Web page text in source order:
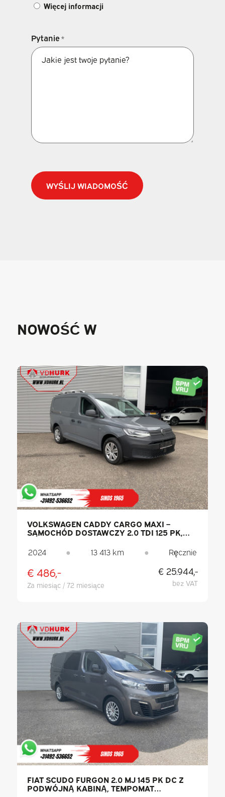
Więcej informacji
Pytanie*
NOWOŚĆ W
VOLKSWAGEN CADDY CARGO MAXI –
SAMOCHÓD DOSTAWCZY 2.0 TDI 125 PK,
OŚWIETLENIE LED / NISKI PRZEBIEG /
SYSTEM PDC / KLIMATYZACJA
2024 ● 13 413 km ● Ręcznie
€ 486,-
Za miesiąc / 72 miesiące
€ 25.944,-
bez VAT
FIAT SCUDO FURGON 2.0 MJ 145 PK DC Z
PODWÓJNĄ KABINĄ, TEMPOMAT